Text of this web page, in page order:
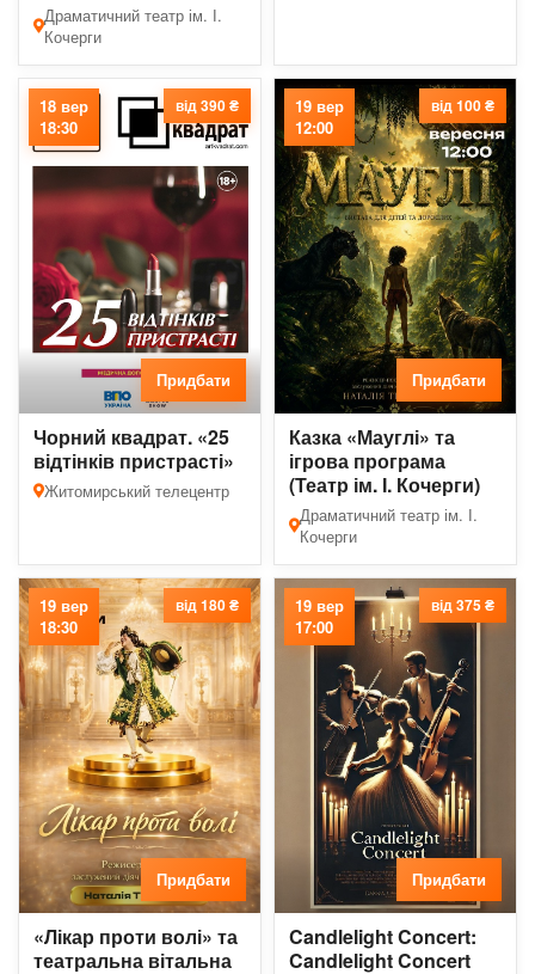
Драматичний театр ім. І.
Кочерги
18 вер
18:30
від 390 ₴
Придбати
Чорний квадрат. «25
відтінків пристрасті»
Житомирський телецентр
19 вер
12:00
від 100 ₴
Придбати
Казка «Мауглі» та
ігрова програма
(Театр ім. І. Кочерги)
Драматичний театр ім. І.
Кочерги
19 вер
18:30
від 180 ₴
Придбати
«Лікар проти волі» та
театральна вітальна
19 вер
17:00
від 375 ₴
Придбати
Candlelight Concert:
Candlelight Concert